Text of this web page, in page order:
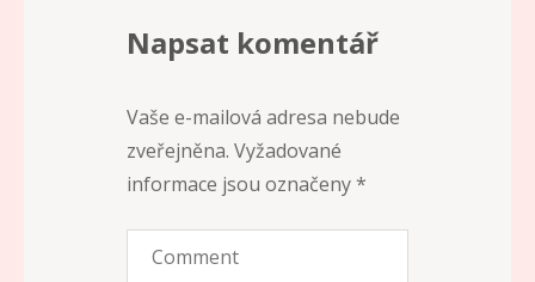
příspěvek
Napsat komentář
Vaše e-mailová adresa nebude
zveřejněna. Vyžadované
informace jsou označeny*